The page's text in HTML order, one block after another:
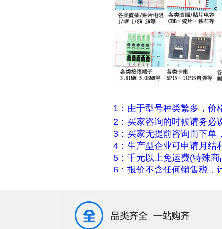
1：由于型号种类繁多，价
2：买家咨询的时候请务必
3：买家无提前咨询而下单
4：生产型企业可申请月结
5：千元以上免运费(特殊
6：报价不含任何销售税，